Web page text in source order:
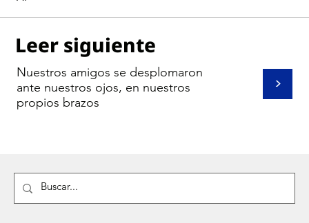
Leer siguiente
>
Nuestros amigos se desplomaron
ante nuestros ojos, en nuestros
propios brazos